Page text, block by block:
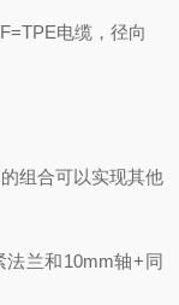
电缆，径向
组合可以实现其他
法兰和10mm轴+同